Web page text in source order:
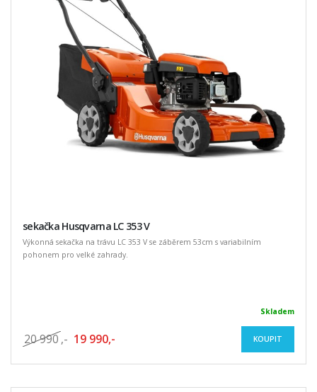
sekačka Husqvarna LC 353 V
Výkonná sekačka na trávu LC 353 V se záběrem 53cm s variabilním
pohonem pro velké zahrady.
Skladem
20 990 ,- 19 990,- KOUPIT